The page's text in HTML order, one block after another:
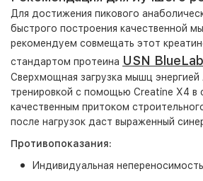
Для достижения пикового
быстрого построения качественной
рекомендуем совмещать этот
стандартом протеина USN
Сверхмощная загрузка мышц
тренировкой с помощью Creatine X4 в
качественным притоком
после нагрузок даст выраженный
Противопоказания:
Индивидуальная